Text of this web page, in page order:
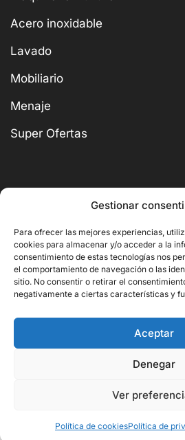
Gestionar
Para ofrecer las mejores experiencias,
cookies para almacenar y/o acceder a la
consentimiento de estas tecnologías nos
el comportamiento de navegación o las
sitio. No consentir o retirar el
negativamente a ciertas características y
Aceptar
Denegar
Ver
Política de cookiesPolítica de
603,70€
Acero inoxidable
Lavado
Mobiliario
Menaje
Super Ofertas